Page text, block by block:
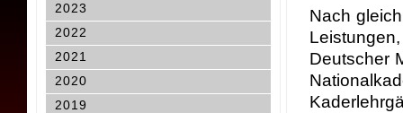
2023
2022
2021
2020
2019
Nach
Deutscher